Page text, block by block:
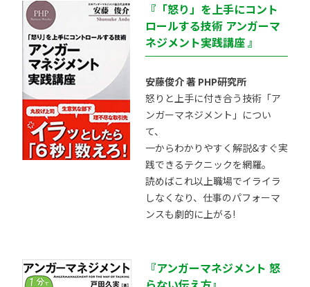
『「怒り」を上手にコント
ロールする技術 アンガーマ
ネジメント実践講座 』
安藤俊介 著 PHP研究所
怒りと上手に付き合う技術「ア
ンガーマネジメント」につい
て、
一からわかりやすく解説&すぐ実
践できるテクニックを網羅。
読めばこれ以上職場でイライラ
しなくなり、仕事のパフォーマ
ンスも劇的に上がる!
『アンガーマネジメント 怒